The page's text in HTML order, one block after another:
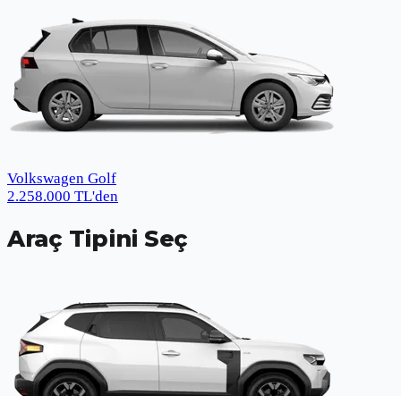
Volkswagen Golf
2.258.000 TL'den
Araç Tipini Seç